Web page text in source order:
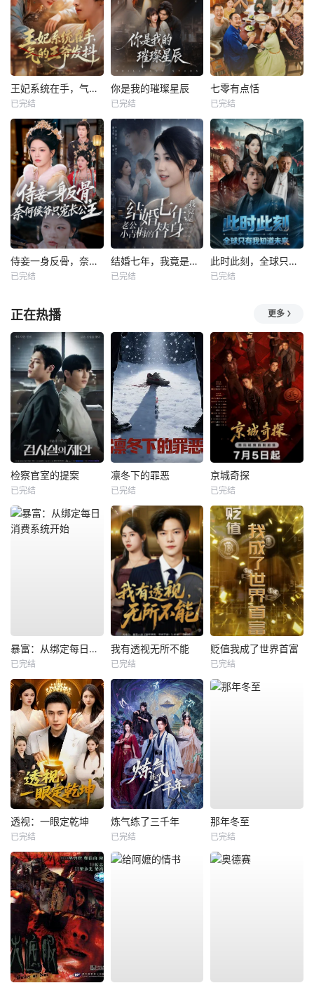
王妃系统在手，气的王爷发抖
已完结
你是我的璀璨星辰
已完结
七零有点恬
已完结
侍妾一身反骨，奈何侯爷只宠长公主
已完结
结婚七年，我竟是老公小青梅的替身
已完结
此时此刻，全球只有我知道未来
已完结
正在热播 更多
检察官室的提案
已完结
凛冬下的罪恶
已完结
京城奇探
已完结
暴富：从绑定每日消费系统开始
已完结
我有透视无所不能
已完结
贬值我成了世界首富
已完结
透视：一眼定乾坤
已完结
炼气练了三千年
已完结
那年冬至
已完结